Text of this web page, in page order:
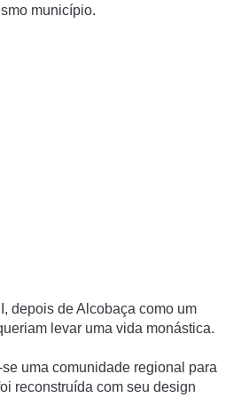
município.
depois de Alcobaça como um
levar uma vida monástica.
uma comunidade regional para
reconstruída com seu design